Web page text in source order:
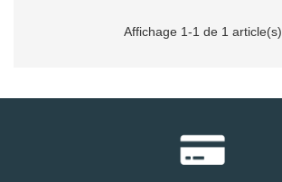
Affichage 1-1 de 1 article(s)